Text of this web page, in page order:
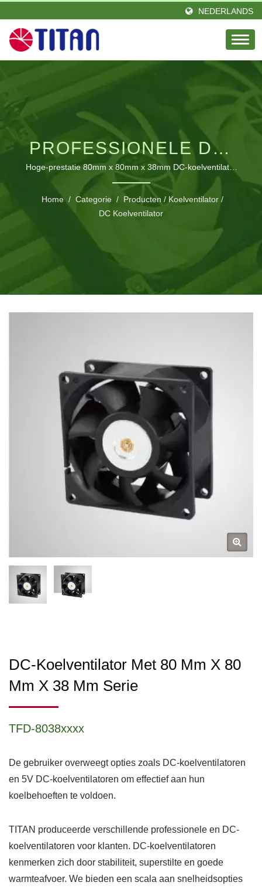
NEDERLANDS
PROFESSIONELE DC-
KOELVENTILATOR MET
SUPERIEURE
THERMISCHE
BEHEERSING
Hoge-prestatie 80mm x 80mm x 38mm DC-koelventilator
met aanpasbare opties voor industriële en elektronische
toepassingen
Home / Categorie / Producten / Koelventilator /
DC Koelventilator
DC-Koelventilator Met 80 Mm X 80
Mm X 38 Mm Serie
TFD-8038xxxx
De gebruiker overweegt opties zoals DC-koelventilatoren
en 5V DC-koelventilatoren om effectief aan hun
koelbehoeften te voldoen.
TITAN produceerde verschillende professionele en DC-
koelventilatoren voor klanten. DC-koelventilatoren
kenmerken zich door stabiliteit, superstilte en goede
warmteafvoer. We bieden een scala aan snelheidsopties